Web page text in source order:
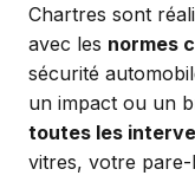
Chartres sont
avec les normes
sécurité
un impact ou un
toutes les
vitres, votre